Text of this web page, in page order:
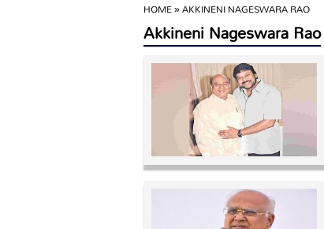
HOME»AKKINENI NAGESWARA RAO
Akkineni Nageswara Rao